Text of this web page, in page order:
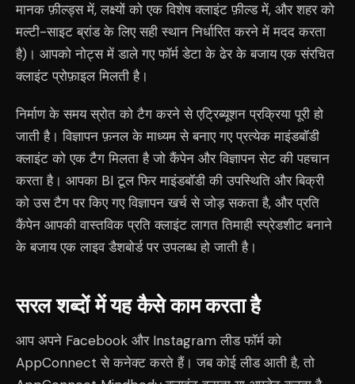
मानक फ़ील्ड्स में, लक्ष्यों को एक विशेष क्लाइंट फ़ील्ड में, और शहर को
मल्टी-साइट ब्रांड के लिए सही स्थान निर्धारित करने में मदद करता
है)। आपको नोट्स में डाले गए फॉर्म डेटा के ढेर के बजाय एक संरचित
क्लाइंट प्रोफ़ाइल मिलती है।
निर्माण के समय स्रोत को टैग करने से एट्रिब्यूशन प्रक्रिया पूरी हो
जाती है। विज्ञापन फ़नल के माध्यम से बनाए गए प्रत्येक माइंडबॉडी
क्लाइंट को एक टैग मिलता है जो कैंपेन और विज्ञापन सेट की पहचान
करता है। आपका BI टूल फिर माइंडबॉडी की उपस्थिति और बिक्री
को उस टैग पर किए गए विज्ञापन खर्च से जोड़ सकता है, और प्रति
कैंपेन आपकी वास्तविक प्रति क्लाइंट लागत तिमाही स्प्रेडशीट बनाने
के बजाय एक लाइव डैशबोर्ड पर उपलब्ध हो जाती है।
सरल शब्दों में यह कैसे काम करता है
आप अपने Facebook और Instagram लीड फॉर्म को
AppConnect से कनेक्ट करते हैं। जब कोई लीड आती है, तो